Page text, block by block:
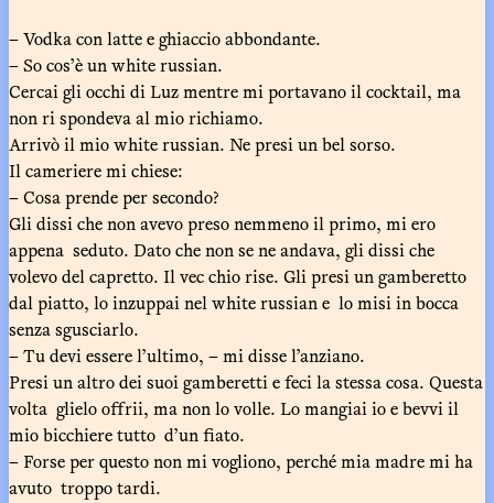
– Vodka con latte e ghiaccio abbondante.
– So cos’è un white russian.
Cercai gli occhi di Luz mentre mi portavano il cocktail, ma
non ri spondeva al mio richiamo.
Arrivò il mio white russian. Ne presi un bel sorso.
Il cameriere mi chiese:
– Cosa prende per secondo?
Gli dissi che non avevo preso nemmeno il primo, mi ero
appena seduto. Dato che non se ne andava, gli dissi che
volevo del capretto. Il vec chio rise. Gli presi un gamberetto
dal piatto, lo inzuppai nel white russian e lo misi in bocca
senza sgusciarlo.
– Tu devi essere l’ultimo, – mi disse l’anziano.
Presi un altro dei suoi gamberetti e feci la stessa cosa. Questa
volta glielo offrii, ma non lo volle. Lo mangiai io e bevvi il
mio bicchiere tutto d’un fiato.
– Forse per questo non mi vogliono, perché mia madre mi ha
avuto troppo tardi.